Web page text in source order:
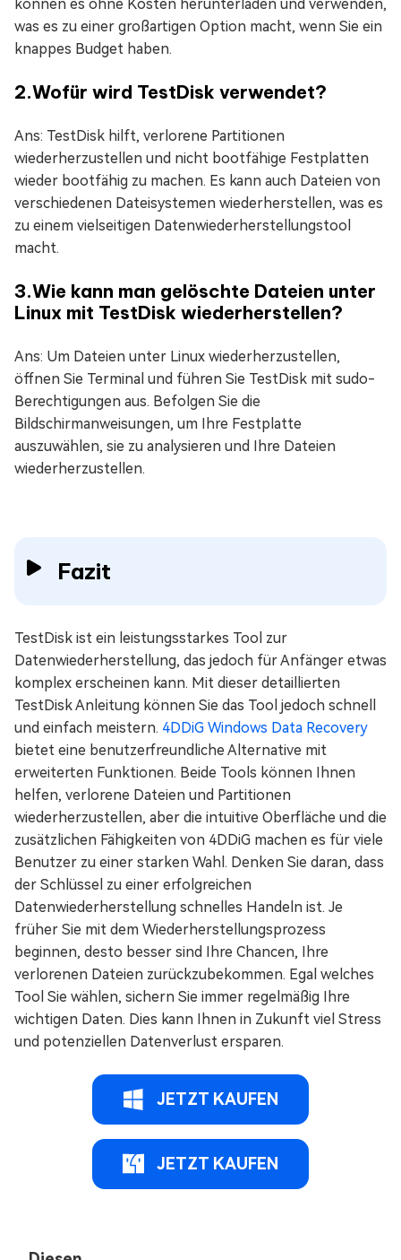
können es ohne Kosten herunterladen und verwenden,
was es zu einer großartigen Option macht, wenn Sie ein
knappes Budget haben.
2.Wofür wird TestDisk verwendet?
Ans: TestDisk hilft, verlorene Partitionen
wiederherzustellen und nicht bootfähige Festplatten
wieder bootfähig zu machen. Es kann auch Dateien von
verschiedenen Dateisystemen wiederherstellen, was es
zu einem vielseitigen Datenwiederherstellungstool
macht.
3.Wie kann man gelöschte Dateien unter
Linux mit TestDisk wiederherstellen?
Ans: Um Dateien unter Linux wiederherzustellen,
öffnen Sie Terminal und führen Sie TestDisk mit sudo-
Berechtigungen aus. Befolgen Sie die
Bildschirmanweisungen, um Ihre Festplatte
auszuwählen, sie zu analysieren und Ihre Dateien
wiederherzustellen.
Fazit
TestDisk ist ein leistungsstarkes Tool zur
Datenwiederherstellung, das jedoch für Anfänger etwas
komplex erscheinen kann. Mit dieser detaillierten
TestDisk Anleitung können Sie das Tool jedoch schnell
und einfach meistern. 4DDiG Windows Data Recovery
bietet eine benutzerfreundliche Alternative mit
erweiterten Funktionen. Beide Tools können Ihnen
helfen, verlorene Dateien und Partitionen
wiederherzustellen, aber die intuitive Oberfläche und die
zusätzlichen Fähigkeiten von 4DDiG machen es für viele
Benutzer zu einer starken Wahl. Denken Sie daran, dass
der Schlüssel zu einer erfolgreichen
Datenwiederherstellung schnelles Handeln ist. Je
früher Sie mit dem Wiederherstellungsprozess
beginnen, desto besser sind Ihre Chancen, Ihre
verlorenen Dateien zurückzubekommen. Egal welches
Tool Sie wählen, sichern Sie immer regelmäßig Ihre
wichtigen Daten. Dies kann Ihnen in Zukunft viel Stress
und potenziellen Datenverlust ersparen.
JETZT KAUFEN
JETZT KAUFEN